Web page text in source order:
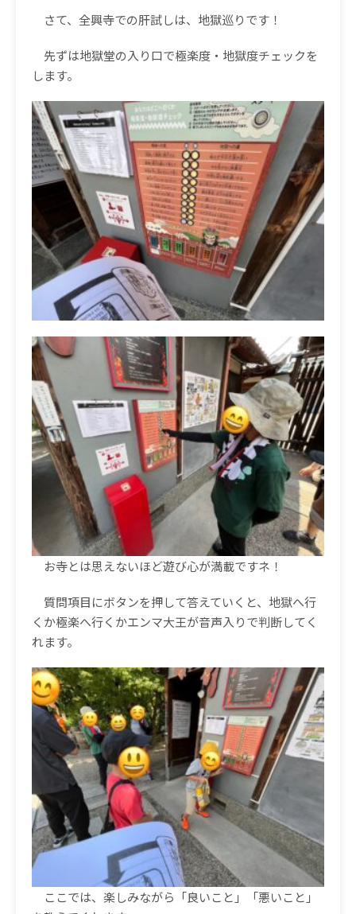
さて、全興寺での肝試しは、地獄巡りです！
先ずは地獄堂の入り口で極楽度・地獄度チェックを
します。
お寺とは思えないほど遊び心が満載ですネ！
質問項目にボタンを押して答えていくと、地獄へ行
くか極楽へ行くかエンマ大王が音声入りで判断してく
れます。
ここでは、楽しみながら「良いこと」「悪いこと」